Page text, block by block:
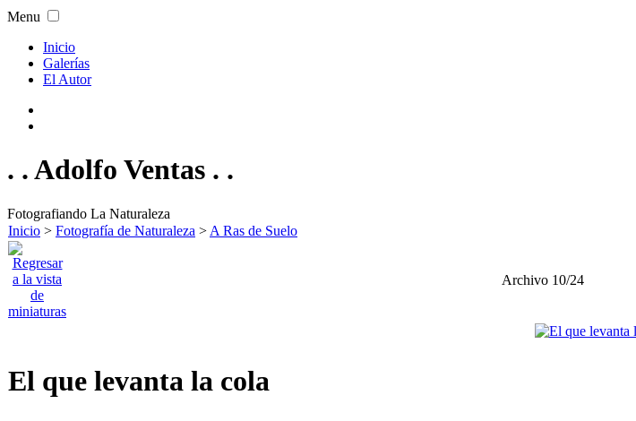
Menu
Inicio
Galerías
El Autor
. . Adolfo Ventas . .
Fotografiando La Naturaleza
Inicio > Fotografía de Naturaleza > A Ras de Suelo
Archivo 10/24
El que levanta la cola